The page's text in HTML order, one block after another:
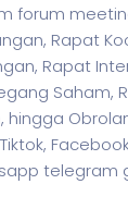
forum
Rapat
Rapat
Saham,
hingga
telegram